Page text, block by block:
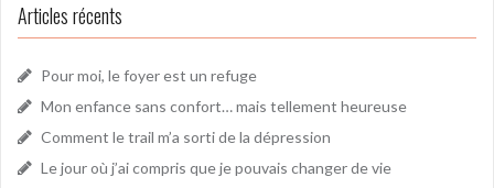
Articles récents
Pour moi, le foyer est un refuge
Mon enfance sans confort… mais tellement heureuse
Comment le trail m’a sorti de la dépression
Le jour où j’ai compris que je pouvais changer de vie